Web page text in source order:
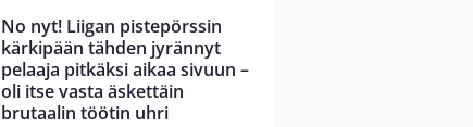
No nyt! Liigan pistepörssin
kärkipään tähden jyrännyt
pelaaja pitkäksi aikaa sivuun –
oli itse vasta äskettäin
brutaalin töötin uhri